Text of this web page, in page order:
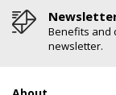
Benefits and
newsletter.